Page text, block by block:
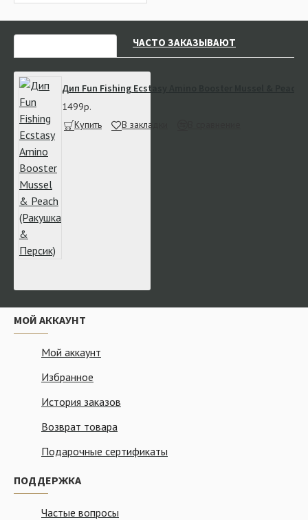
ЧАСТО ЗАКАЗЫВАЮТ
Дип Fun Fishing Ecstasy Amino Booster Mussel & Peach
1499р.
Купить
В закладки
МОЙ АККАУНТ
Мой аккаунт
Избранное
История заказов
Возврат товара
Подарочные сертификаты
ПОДДЕРЖКА
Частые вопросы